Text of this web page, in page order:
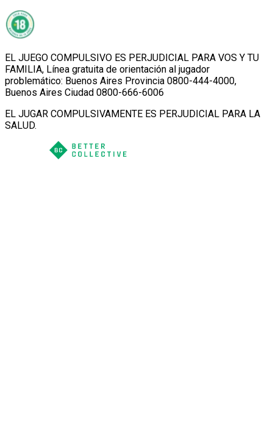
EL JUEGO COMPULSIVO ES PERJUDICIAL PARA VOS Y TU
FAMILIA, Línea gratuita de orientación al jugador
problemático: Buenos Aires Provincia 0800-444-4000,
Buenos Aires Ciudad 0800-666-6006
EL JUGAR COMPULSIVAMENTE ES PERJUDICIAL PARA LA
SALUD.